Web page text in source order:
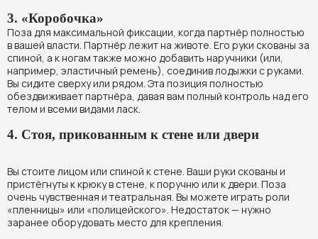
3. «Коробочка»
Поза для максимальной фиксации, когда партнёр полностью
в вашей власти. Партнёр лежит на животе. Его руки скованы за
спиной, а к ногам также можно добавить наручники (или,
например, эластичный ремень), соединив лодыжки с руками.
Вы сидите сверху или рядом. Эта позиция полностью
обездвиживает партнёра, давая вам полный контроль над его
телом и всеми видами ласк.
4. Стоя, прикованным к стене или двери
Вы стоите лицом или спиной к стене. Ваши руки скованы и
пристёгнуты к крюку в стене, к поручню или к двери. Поза
очень чувственная и театральная. Вы можете играть роли
«пленницы» или «полицейского». Недостаток — нужно
заранее оборудовать место для крепления.